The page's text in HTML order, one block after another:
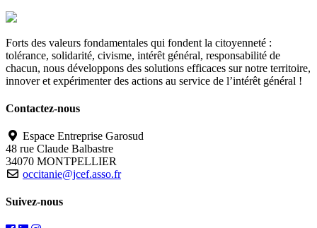
Forts des valeurs fondamentales qui fondent la citoyenneté :
tolérance, solidarité, civisme, intérêt général, responsabilité de
chacun, nous développons des solutions efficaces sur notre territoire,
innover et expérimenter des actions au service de l’intérêt général !
Contactez-nous
Espace Entreprise Garosud
48 rue Claude Balbastre
34070 MONTPELLIER
occitanie@jcef.asso.fr
Suivez-nous